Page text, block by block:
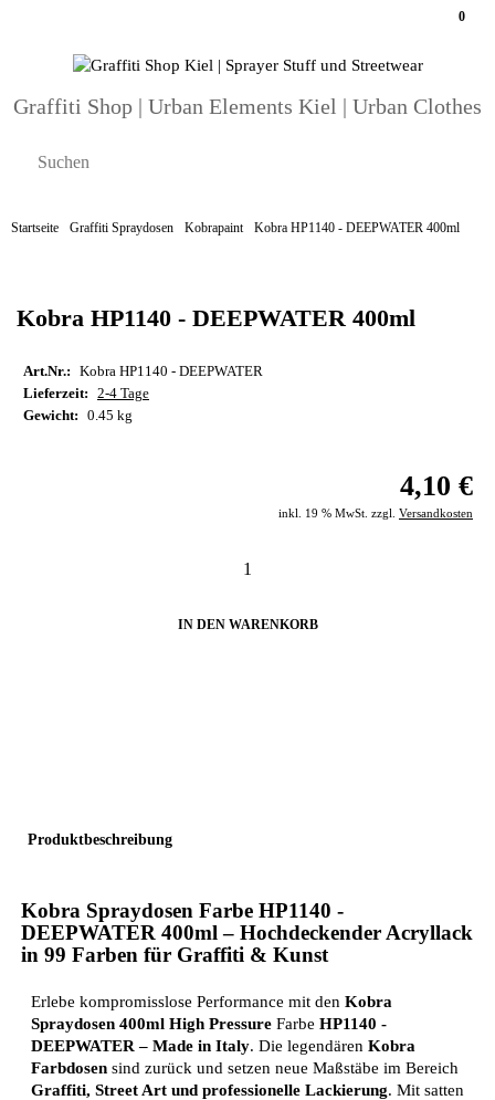
Graffiti Shop | Urban Elements Kiel | Urban Clothes
0
Startseite Graffiti Spraydosen Kobrapaint Kobra HP1140 - DEEPWATER 400ml
Kobra HP1140 - DEEPWATER 400ml
Art.Nr.:
Kobra HP1140 - DEEPWATER
Lieferzeit:
2-4 Tage
Gewicht:
0.45 kg
4,10 €
inkl. 19 % MwSt. zzgl. Versandkosten
IN DEN WARENKORB
Produktbeschreibung
Kobra Spraydosen Farbe HP1140 -
DEEPWATER 400ml – Hochdeckender Acryllack
in 99 Farben für Graffiti & Kunst
Erlebe kompromisslose Performance mit den Kobra
Spraydosen 400ml High Pressure Farbe HP1140 -
DEEPWATER – Made in Italy. Die legendären Kobra
Farbdosen sind zurück und setzen neue Maßstäbe im Bereich
Graffiti, Street Art und professionelle Lackierung. Mit satten